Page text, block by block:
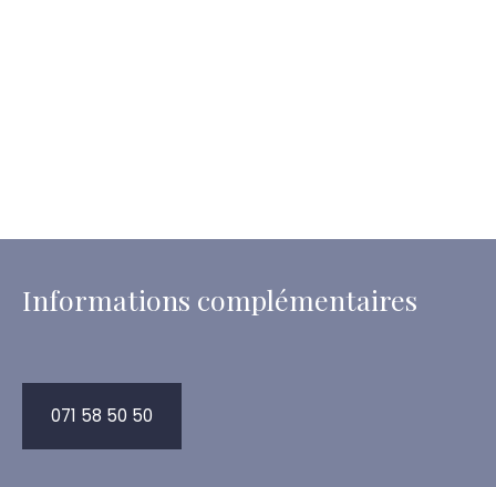
Informations complémentaires
071 58 50 50